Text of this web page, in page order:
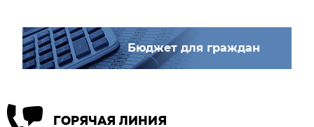
Бюджет для граждан
ГОРЯЧАЯ ЛИНИЯ